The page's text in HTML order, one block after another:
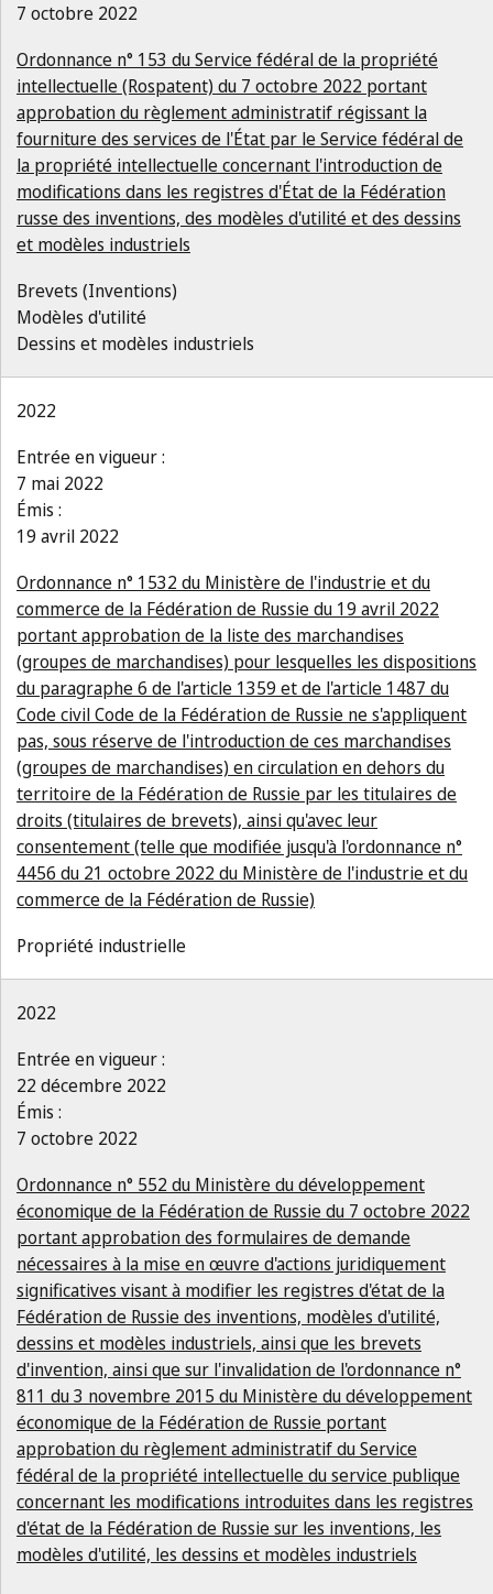
7 octobre 2022
Ordonnance n° 153 du Service fédéral de la propriété
intellectuelle (Rospatent) du 7 octobre 2022 portant
approbation du règlement administratif régissant la
fourniture des services de l'État par le Service fédéral de
la propriété intellectuelle concernant l'introduction de
modifications dans les registres d'État de la Fédération
russe des inventions, des modèles d'utilité et des dessins
et modèles industriels
Brevets (Inventions)
Modèles d'utilité
Dessins et modèles industriels
2022
Entrée en vigueur :
7 mai 2022
Émis :
19 avril 2022
Ordonnance n° 1532 du Ministère de l'industrie et du
commerce de la Fédération de Russie du 19 avril 2022
portant approbation de la liste des marchandises
(groupes de marchandises) pour lesquelles les dispositions
du paragraphe 6 de l'article 1359 et de l'article 1487 du
Code civil Code de la Fédération de Russie ne s'appliquent
pas, sous réserve de l'introduction de ces marchandises
(groupes de marchandises) en circulation en dehors du
territoire de la Fédération de Russie par les titulaires de
droits (titulaires de brevets), ainsi qu'avec leur
consentement (telle que modifiée jusqu'à l'ordonnance n°
4456 du 21 octobre 2022 du Ministère de l'industrie et du
commerce de la Fédération de Russie)
Propriété industrielle
2022
Entrée en vigueur :
22 décembre 2022
Émis :
7 octobre 2022
Ordonnance n° 552 du Ministère du développement
économique de la Fédération de Russie du 7 octobre 2022
portant approbation des formulaires de demande
nécessaires à la mise en œuvre d'actions juridiquement
significatives visant à modifier les registres d'état de la
Fédération de Russie des inventions, modèles d'utilité,
dessins et modèles industriels, ainsi que les brevets
d'invention, ainsi que sur l'invalidation de l'ordonnance n°
811 du 3 novembre 2015 du Ministère du développement
économique de la Fédération de Russie portant
approbation du règlement administratif du Service
fédéral de la propriété intellectuelle du service publique
concernant les modifications introduites dans les registres
d'état de la Fédération de Russie sur les inventions, les
modèles d'utilité, les dessins et modèles industriels